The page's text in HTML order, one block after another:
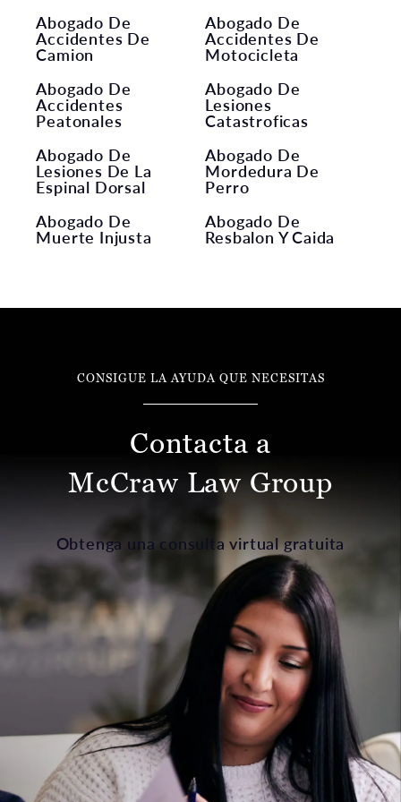
Abogado De
Accidentes De
Camion
Abogado De
Accidentes De
Motocicleta
Abogado De
Accidentes
Peatonales
Abogado De
Lesiones
Catastroficas
Abogado De
Lesiones De La
Espinal Dorsal
Abogado De
Mordedura De
Perro
Abogado De
Muerte Injusta
Abogado De
Resbalon Y Caida
CONSIGUE LA AYUDA QUE NECESITAS
Contacta a
McCraw Law Group
Obtenga una consulta virtual gratuita